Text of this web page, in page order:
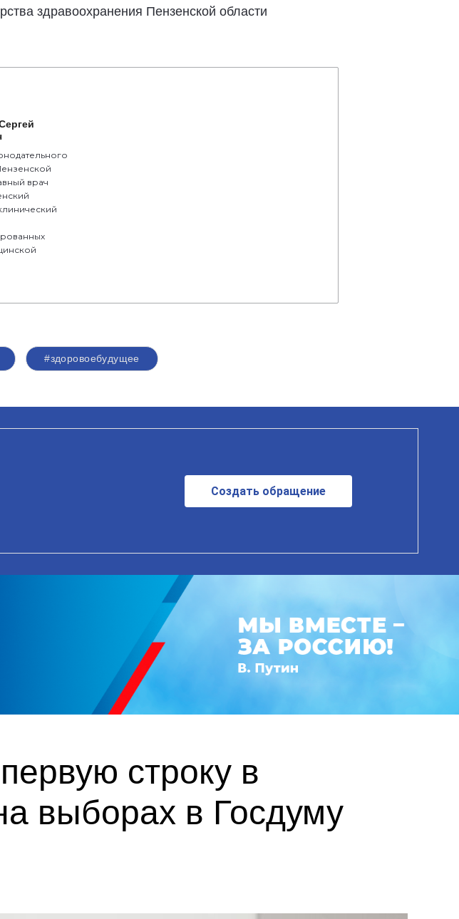
здравоохранения Пензенской области
врач
#здоровоебудущее
Создать обращение
строку в
выборах в Госдуму